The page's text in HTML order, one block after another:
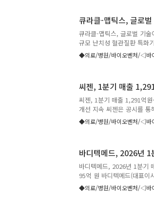
을 넓혀왔다. 이번 3주년 프
로 다채로운 혜택과 참여형
‘룰렛 이벤트’를 통해 할인
한다. 또한 ..
큐라클-맵틱스, 글로
큐라클-맵틱스, 글로벌 기
규모 난치성 혈관질환 특화
기업 맵틱스(대표이사 이남
대해 미국 소재 Memento
이다. 이번 계약에 따라, 큐
을 수령하게 된다. 또한 개
9억 8,750만 달러를..
◆의료/병원/바이오벤처/◁바
씨젠, 1분기 매출
씨젠, 1분기 매출 1,291억
개선 지속 씨젠은 공시를 통
2026년 1분기 안정적인 매
밝혔다. 한국채택국제회계
선됐다. 이번 분기 씨젠의
(syndromic)[1] 제품군[2]으
로는 소화기(GI), 인유두종
◆의료/병원/바이오벤처/◁바
바디텍메드, 2026년
바디텍메드, 2026년 1분기
95억 원 바디텍메드(대표
기 연결 기준 매출액 428억
다고 밝혔다. 매출액은 전
◆의료/병원/바이오벤처/◁바